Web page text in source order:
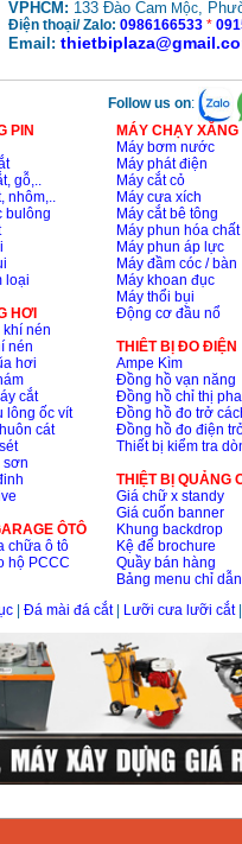
VPHCM: 133 Đào Cam Mộc,
Điện thoại/ Zalo: 0986166533 *
Email:
Follow us on:
PIN
gỗ,..
nhôm,..
bulông
loại
HƠI
khí nén
nén
hơi
cắt
lông ốc vít
cát
sơn
ÔTÔ
chữa ô tô
hộ PCCC
MÁY CHẠY
Máy bơm nước
Máy phát điện
Máy cắt cỏ
Máy cưa xích
Máy cắt bê tông
Máy phun hóa chất
Máy phun áp lực
Máy đầm cóc / bàn
Máy khoan đục
Máy thổi bụi
Động cơ đầu nổ
THIÊT BỊ ĐO ĐIỆN
Ampe Kìm
Đồng hồ vạn năng
Đồng hồ chỉ thị pha
Đồng hồ đo trở
Đồng hồ đo điện
Thiết bị kiểm tra
THIỆT BỊ QUẢNG
Giá chữ x standy
Giá cuốn banner
Khung backdrop
Kệ để brochure
Quầy bán hàng
Bảng menu chỉ dẫn
Đá mài đá cắt| Lưỡi cưa lưỡi cắt